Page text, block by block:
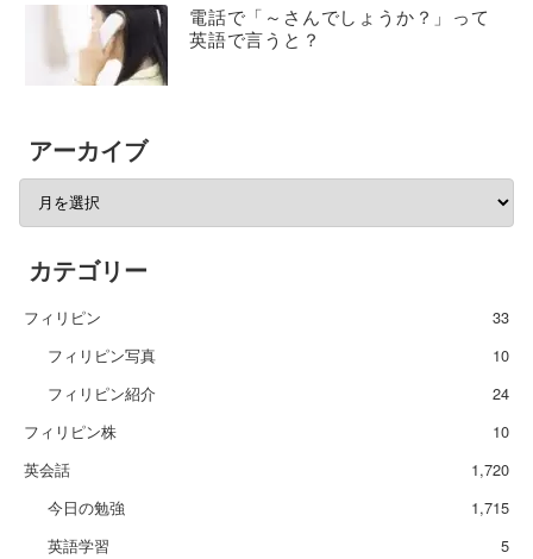
電話で「～さんでしょうか？」って
英語で言うと？
アーカイブ
カテゴリー
フィリピン
33
フィリピン写真
10
フィリピン紹介
24
フィリピン株
10
英会話
1,720
今日の勉強
1,715
英語学習
5